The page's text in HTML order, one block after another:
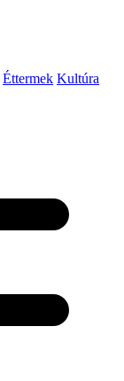
Éttermek Kultúra